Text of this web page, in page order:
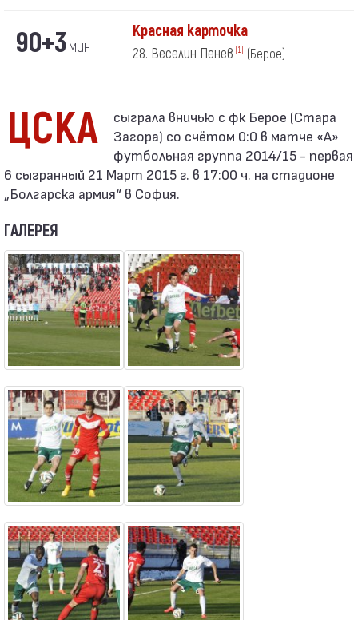
90+3мин
Красная карточка
28. Веселин Пенев [1] (Берое)
ЦСКА
Загора) со счётом 0:0 в матче «А»
футбольная группа 2014/15 - первая
6 сыгранный 21 Март 2015 г. в 17:00 ч. на стадионе
„Болгарска армия“ в София.
ГАЛЕРЕЯ